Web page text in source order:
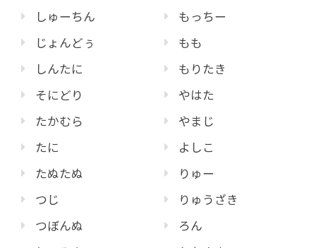
しゅーちん
じょんどぅ
しんたに
そにどり
たかむら
たに
たぬたぬ
つじ
つぼんぬ
もっちー
もも
もりたき
やはた
やまじ
よしこ
りゅー
りゅうざき
ろん